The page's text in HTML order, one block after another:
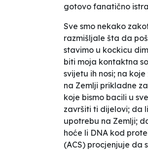
gotovo fanatično
Sve smo nekako
razmišljale šta da
stavimo u kockicu
biti moja kontaktna
svijetu ih nosi; na
na Zemlji prikladne
koje bismo bacili u
završiti ti dijelovi; da
upotrebu na Zemlji;
hoće li DNA kod
(ACS) procjenjuje da